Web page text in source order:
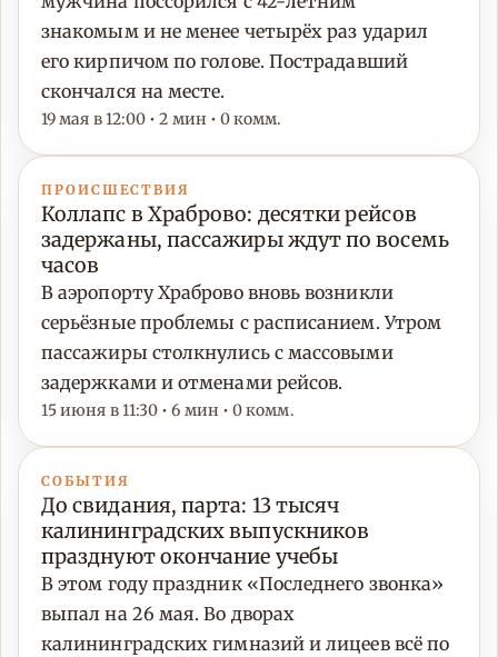
знакомым и не менее четырёх раз ударил
его кирпичом по голове. Пострадавший
скончался на месте.
19 мая в 12:00 • 2 мин • 0 комм.
ПРОИСШЕСТВИЯ
Коллапс в Храброво: десятки рейсов
задержаны, пассажиры ждут по восемь
часов
В аэропорту Храброво вновь возникли
серьёзные проблемы с расписанием. Утром
пассажиры столкнулись с массовыми
задержками и отменами рейсов.
15 июня в 11:30 • 6 мин • 0 комм.
СОБЫТИЯ
До свидания, парта: 13 тысяч
калининградских выпускников
празднуют окончание учебы
В этом году праздник «Последнего звонка»
выпал на 26 мая. Во дворах
калининградских гимназий и лицеев всё по